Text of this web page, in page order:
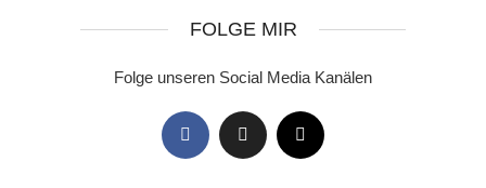
FOLGE MIR
Folge unseren Social Media Kanälen